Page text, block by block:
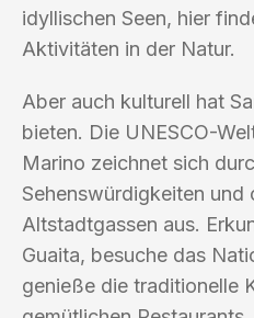
idyllischen Seen, hier
Aktivitäten in der Natur.
Aber auch kulturell hat
bieten. Die UNESCO-
Marino zeichnet sich
Sehenswürdigkeiten und
Altstadtgassen aus.
Guaita, besuche das
genieße die traditionelle